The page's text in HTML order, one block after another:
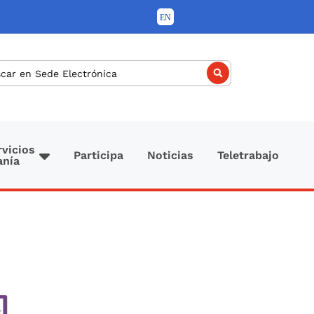
Participa Noticias Teletrabajo